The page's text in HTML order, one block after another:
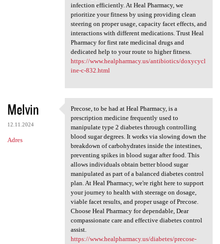
infection efficiently. At Heal Pharmacy, we
prioritize your fitness by using providing clean
steering on proper usage, capacity facet effects, and
interactions with different medications. Trust Heal
Pharmacy for first rate medicinal drugs and
dedicated help to your route to higher fitness.
https://www.healpharmacy.us/antibiotics/doxycycl
ine-c-832.html
Melvin
12.11.2024
Adres
Precose, to be had at Heal
Precose, to be had at Heal Pharmacy, is a
prescription medicine frequently used to
manipulate type 2 diabetes through controlling
blood sugar degrees. It works via slowing down the
breakdown of carbohydrates inside the intestines,
preventing spikes in blood sugar after food. This
allows individuals obtain better blood sugar
manipulated as part of a balanced diabetes control
plan. At Heal Pharmacy, we're right here to support
your journey to health with steerage on dosage,
viable facet results, and proper usage of Precose.
Choose Heal Pharmacy for dependable, Dear
compassionate care and effective diabetes control
assist.
https://www.healpharmacy.us/diabetes/precose-